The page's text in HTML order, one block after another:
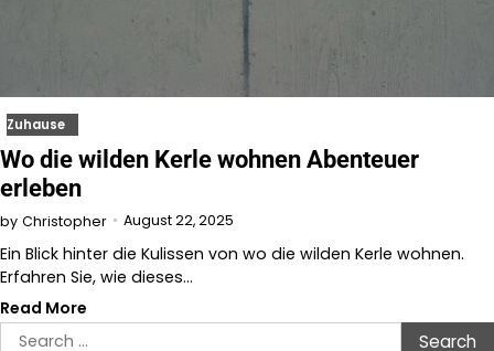
Zuhause
Wo die wilden Kerle wohnen Abenteuer
erleben
by Christopher August 22, 2025
Ein Blick hinter die Kulissen von wo die wilden Kerle wohnen.
Erfahren Sie, wie dieses…
Read More
Search